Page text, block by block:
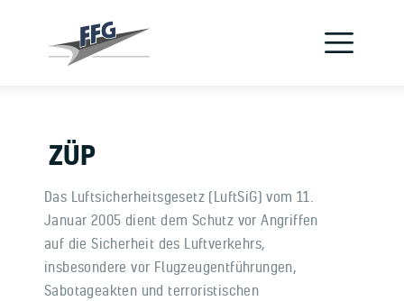
Verein
Flugschule
Kontakt
ZÜP
Das Luftsicherheitsgesetz (LuftSiG) vom 11.
Januar 2005 dient dem Schutz vor Angriffen
auf die Sicherheit des Luftverkehrs,
insbesondere vor Flugzeugentführungen,
Sabotageakten und terroristischen